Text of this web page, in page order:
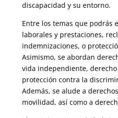
discapacidad y su entorno.
Entre los temas que podrás
laborales y prestaciones,
indemnizaciones, o
Asimismo, se abordan
vida independiente,
protección contra la
Además, se alude a
movilidad, así como a